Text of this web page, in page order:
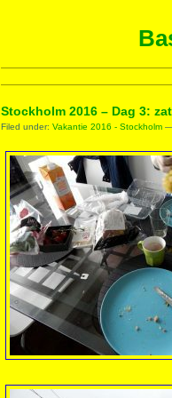
Stockholm 2016 – Dag 3:
Filed under: Vakantie 2016 - Stockholm —